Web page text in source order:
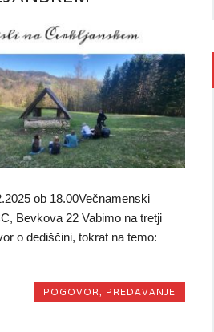
ob 18.00Večnamenski
Bevkova 22 Vabimo na tretji
o dediščini, tokrat na temo:
POGOVOR PREDAVANJE